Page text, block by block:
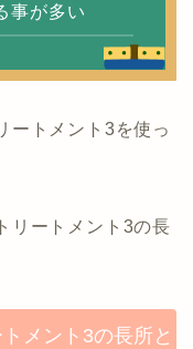
事が多い
ートメント3を使っ
リートメント3の長
メント3の長所と